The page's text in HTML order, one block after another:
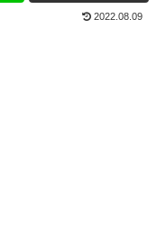
2022.08.09